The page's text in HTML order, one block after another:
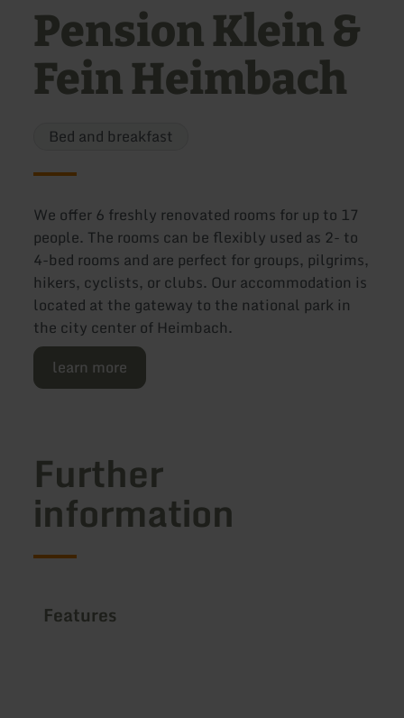
Pension Klein &
Fein Heimbach
Bed and breakfast
We offer 6 freshly renovated rooms for up to 17
people. The rooms can be flexibly used as 2- to
4-bed rooms and are perfect for groups, pilgrims,
hikers, cyclists, or clubs. Our accommodation is
located at the gateway to the national park in
the city center of Heimbach.
learn more
Further
information
Features